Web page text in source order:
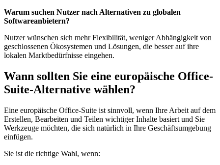
Warum suchen Nutzer nach Alternativen zu globalen
Softwareanbietern?
Nutzer wünschen sich mehr Flexibilität, weniger Abhängigkeit von
geschlossenen Ökosystemen und Lösungen, die besser auf ihre
lokalen Marktbedürfnisse eingehen.
Wann sollten Sie eine europäische Office-
Suite-Alternative wählen?
Eine europäische Office-Suite ist sinnvoll, wenn Ihre Arbeit auf dem
Erstellen, Bearbeiten und Teilen wichtiger Inhalte basiert und Sie
Werkzeuge möchten, die sich natürlich in Ihre Geschäftsumgebung
einfügen.
Sie ist die richtige Wahl, wenn: